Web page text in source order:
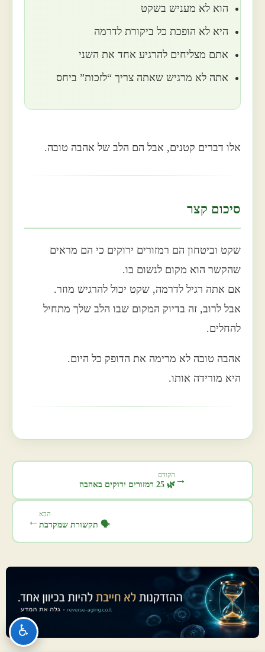
הוא לא מעניש בשקט
היא לא הופכת כל ביקורת לדרמה
אתם מצליחים להרגיע אחד את השני
אתה לא מרגיש שאתה צריך “לזכות” ביחס
אלו דברים קטנים, אבל הם הלב של אהבה טובה.
סיכום קצר
שקט וביטחון הם רמזורים ירוקים כי הם מראים
שהקשר הוא מקום לנשום בו.
אם אתה רגיל לדרמה, שקט יכול להרגיש מוזר.
אבל לרוב, זה בדיוק המקום שבו הלב שלך מתחיל
להחלים.
אהבה טובה לא מרימה את הדופק כל היום.
היא מורידה אותו.
→הקודם
🌿 25 רמזורים ירוקים באהבה
הבא
🗣️ תקשורת שמקרבת←
♿